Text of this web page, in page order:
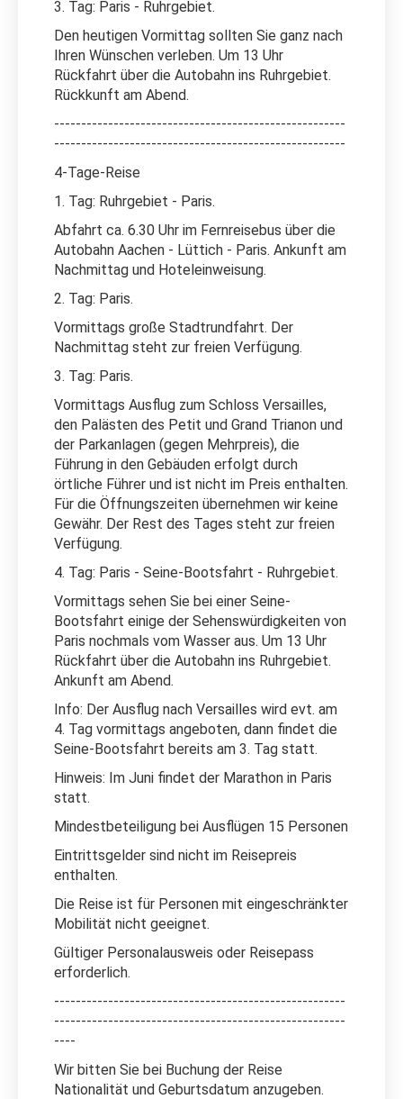
3. Tag: Paris - Ruhrgebiet.
Den heutigen Vormittag sollten Sie ganz nach
Ihren Wünschen verleben. Um 13 Uhr
Rückfahrt über die Autobahn ins Ruhrgebiet.
Rückkunft am Abend.
------------------------------------------------------
------------------------------------------------------
4-Tage-Reise
1. Tag: Ruhrgebiet - Paris.
Abfahrt ca. 6.30 Uhr im Fernreisebus über die
Autobahn Aachen - Lüttich - Paris. Ankunft am
Nachmittag und Hoteleinweisung.
2. Tag: Paris.
Vormittags große Stadtrundfahrt. Der
Nachmittag steht zur freien Verfügung.
3. Tag: Paris.
Vormittags Ausflug zum Schloss Versailles,
den Palästen des Petit und Grand Trianon und
der Parkanlagen (gegen Mehrpreis), die
Führung in den Gebäuden erfolgt durch
örtliche Führer und ist nicht im Preis enthalten.
Für die Öffnungszeiten übernehmen wir keine
Gewähr. Der Rest des Tages steht zur freien
Verfügung.
4. Tag: Paris - Seine-Bootsfahrt - Ruhrgebiet.
Vormittags sehen Sie bei einer Seine-
Bootsfahrt einige der Sehenswürdigkeiten von
Paris nochmals vom Wasser aus. Um 13 Uhr
Rückfahrt über die Autobahn ins Ruhrgebiet.
Ankunft am Abend.
Info: Der Ausflug nach Versailles wird evt. am
4. Tag vormittags angeboten, dann findet die
Seine-Bootsfahrt bereits am 3. Tag statt.
Hinweis: Im Juni findet der Marathon in Paris
statt.
Mindestbeteiligung bei Ausflügen 15 Personen
Eintrittsgelder sind nicht im Reisepreis
enthalten.
Die Reise ist für Personen mit eingeschränkter
Mobilität nicht geeignet.
Gültiger Personalausweis oder Reisepass
erforderlich.
------------------------------------------------------
------------------------------------------------------
----
Wir bitten Sie bei Buchung der Reise
Nationalität und Geburtsdatum anzugeben.